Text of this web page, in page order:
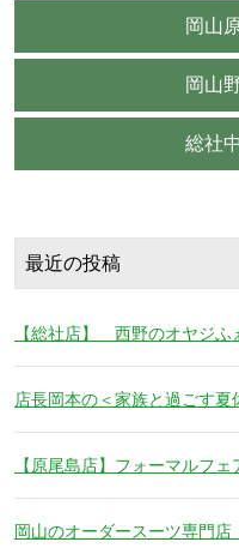
岡山
岡山
総社
最近の投稿
【総社店】 西野のオヤジふ
店長岡本の＜家族と過ごす
【原尾島店】フォーマルフェ
岡山のオーダースーツ専門